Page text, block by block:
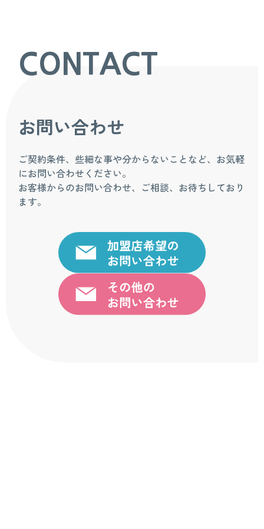
CONTACT
お問い合わせ
ご契約条件、些細な事や分からないことなど、お気軽
にお問い合わせください。
お客様からのお問い合わせ、ご相談、お待ちしており
ます。